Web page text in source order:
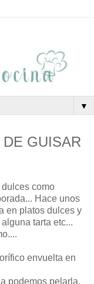
▼
GUISAR
como
Hace unos
en platos dulces y
tarta etc...
envuelta en
podemos pelarla,